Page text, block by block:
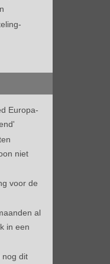
Europa-
niet
voor de
al
in een
nog dit